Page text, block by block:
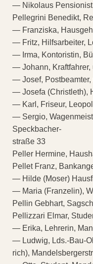
— Nikolaus
Pellegrini Benedikt,
— Franziska,
— Fritz, Hilfsarbeiter,
— Irma, Kontoristin,
— Johann, Kraftfahrer,
— Josef, Postbeamter,
— Josefa (Christleth),
— Karl, Friseur,
— Sergio,
Speckbacher-
straße 33
Peller Hermine,
Pellet Franz,
— Hilde (Moser)
— Maria (Franzelin),
Pellin Gebhart,
Pellizzari Elmar,
— Erika, Lehrerin,
— Ludwig, Lds.-Bau-
rich),